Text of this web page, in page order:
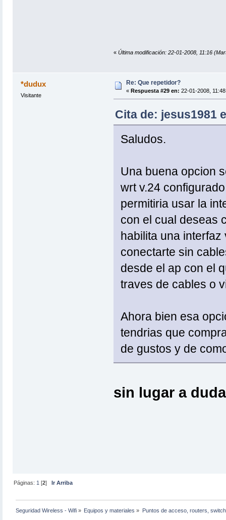
« Última modificación: 22-01-2008, 11:16
*dudux
Visitante
Re: Que repetidor?
« Respuesta #29 en: 22-01-2008,
Cita de: jesus1981
Saludos.
Una buena opcion
wrt v.24
permitiria usar la
con el cual deseas
habilita una
conectarte sin
desde el ap con el
traves de cables o
Ahora bien esa
tendrias que
de gustos y de
sin lugar a
Páginas: 1 [2]Ir Arriba
Seguridad Wireless - Wifi » Equipos y materiales » Puntos de acceso, routers,